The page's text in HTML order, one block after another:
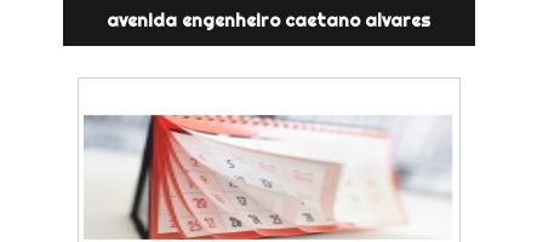
avenida engenheiro caetano alvares